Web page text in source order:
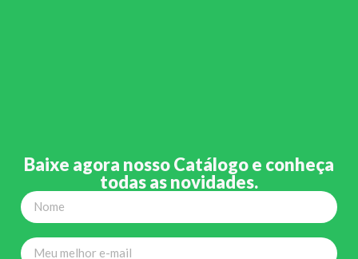
Baixe agora nosso Catálogo e conheça
todas as novidades.